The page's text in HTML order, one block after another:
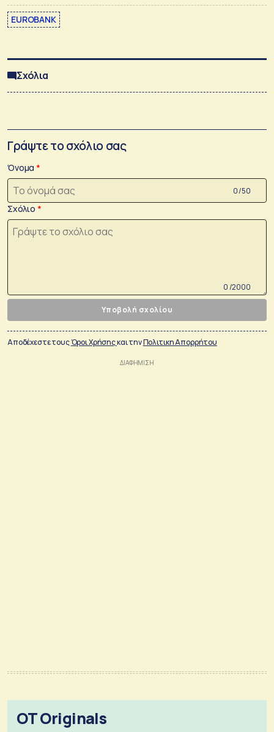
EUROBANK
Σχόλια
Γράψτε το σχόλιο σας
Όνομα
0 /50
Σχόλιο
0 /2000
Υποβολή σχολίου
Αποδέχεστε τουςΌροι Χρήσηςκαι τηνΠολιτικη Απορρήτου
OT Originals